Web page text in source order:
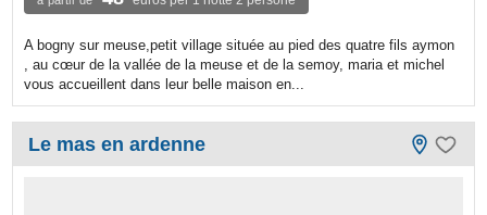
A bogny sur meuse,petit village située au pied des quatre fils aymon
, au cœur de la vallée de la meuse et de la semoy, maria et michel
vous accueillent dans leur belle maison en...
Le mas en ardenne